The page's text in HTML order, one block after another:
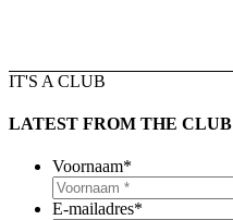
IT'S A CLUB
LATEST FROM THE CLUB
Voornaam*
E-mailadres*